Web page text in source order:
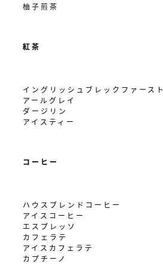
柚子煎茶
紅茶
イングリッシュブレックファースト
アールグレイ
ダージリン
アイスティー
コーヒー
ハウスブレンドコーヒー
アイスコーヒー
エスプレッソ
カフェラテ
アイスカフェラテ
カプチーノ